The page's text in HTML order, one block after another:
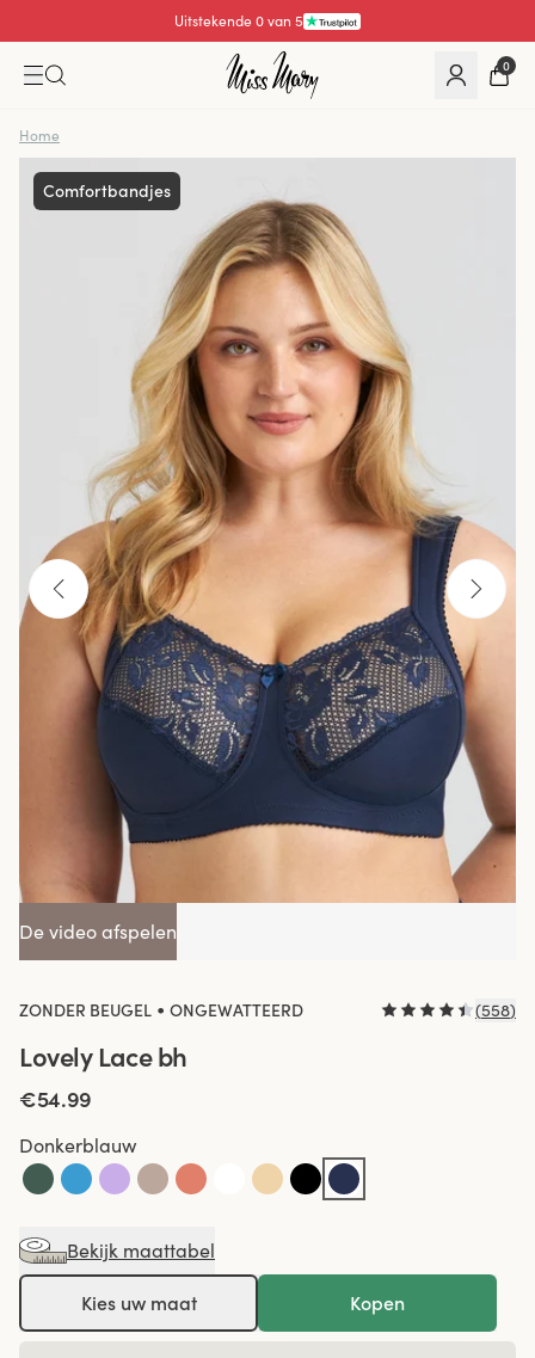
Uitstekende 4.3 van 5
0
Home
Comfortbandjes
De video afspelen
ZONDER BEUGEL • ONGEWATTEERD (558)
Lovely Lace bh
€54.99
Donkerblauw
Bekijk maattabel
Kies uw maat Kopen